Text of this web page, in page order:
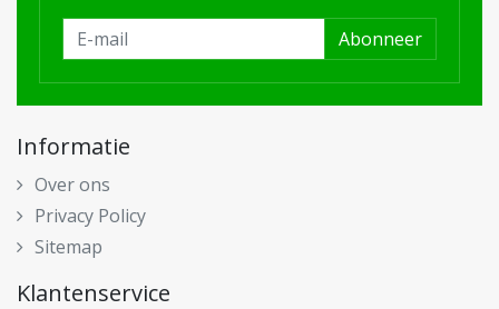
Abonneer
Informatie
Over ons
Privacy Policy
Sitemap
Klantenservice